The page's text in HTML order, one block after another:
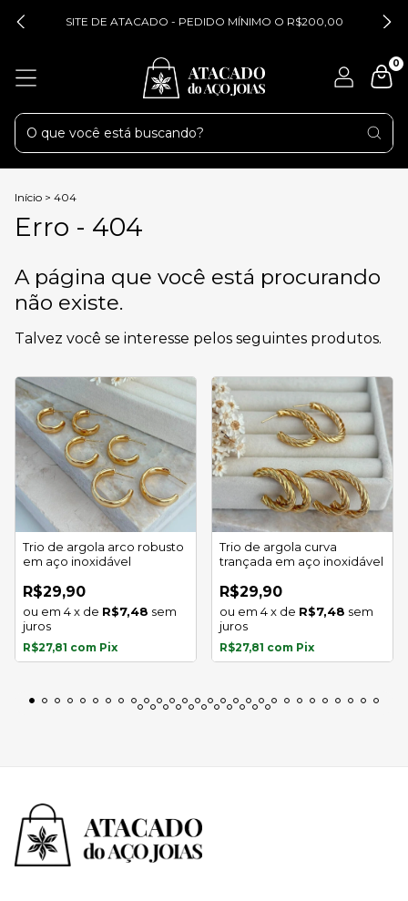
SITE DE ATACADO - PEDIDO MÍNIMO O R$200,00
0
Início > 404
Erro - 404
A página que você está procurando
não existe.
Talvez você se interesse pelos seguintes produtos.
Trio de argola arco robusto
em aço inoxidável
R$29,90
4x de R$7,48 sem
juros
R$27,81 com Pix
Trio de argola curva
trançada em aço inoxidável
R$29,90
4x de R$7,48 sem
juros
R$27,81 com Pix